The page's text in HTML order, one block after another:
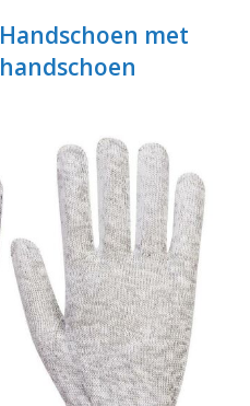
Bel nu 053-7920045 of 06-55731304
met